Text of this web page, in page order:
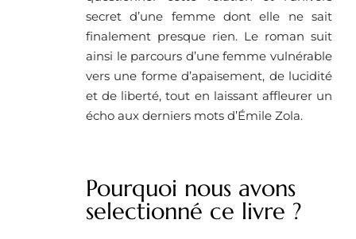
secret d’une femme dont elle ne sait
finalement presque rien. Le roman suit
ainsi le parcours d’une femme vulnérable
vers une forme d’apaisement, de lucidité
et de liberté, tout en laissant affleurer un
écho aux derniers mots d’Émile Zola.
Pourquoi nous avons
selectionné ce livre ? ​